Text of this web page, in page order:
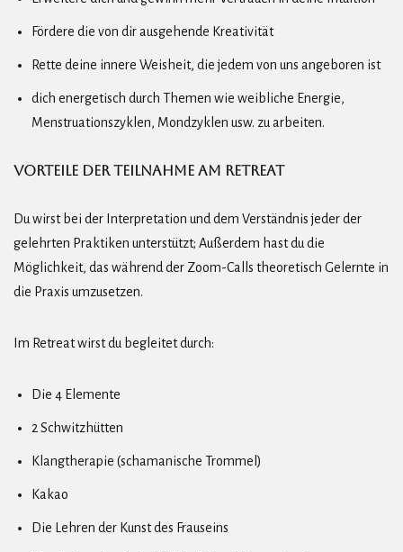
Fördere die von dir ausgehende Kreativität
Rette deine innere Weisheit, die jedem von uns angeboren ist
dich energetisch durch Themen wie weibliche Energie,
Menstruationszyklen, Mondzyklen usw. zu arbeiten.
Vorteile der Teilnahme am Retreat
Du wirst bei der Interpretation und dem Verständnis jeder der
gelehrten Praktiken unterstützt; Außerdem hast du die
Möglichkeit, das während der Zoom-Calls theoretisch Gelernte in
die Praxis umzusetzen.
Im Retreat wirst du begleitet durch:
Die 4 Elemente
2 Schwitzhütten
Klangtherapie (schamanische Trommel)
Kakao
Die Lehren der Kunst des Frauseins